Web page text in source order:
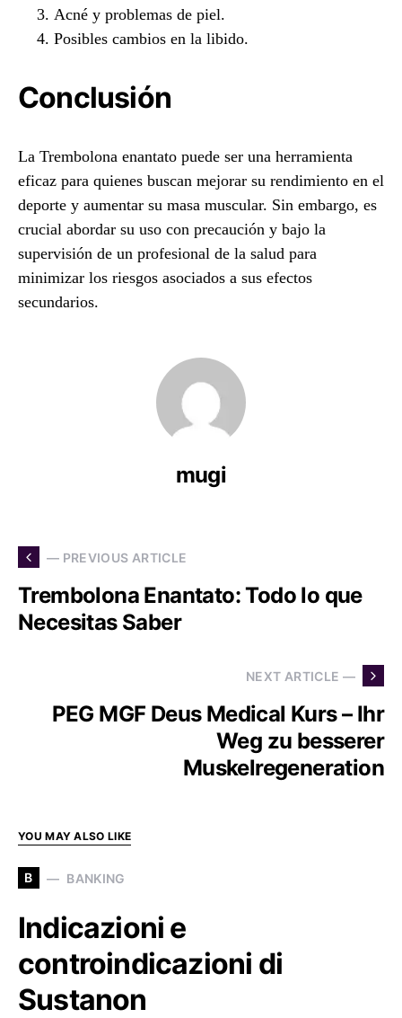
Acné y problemas de piel.
Posibles cambios en la libido.
Conclusión
La Trembolona enantato puede ser una herramienta
eficaz para quienes buscan mejorar su rendimiento en el
deporte y aumentar su masa muscular. Sin embargo, es
crucial abordar su uso con precaución y bajo la
supervisión de un profesional de la salud para
minimizar los riesgos asociados a sus efectos
secundarios.
mugi
— PREVIOUS ARTICLE
Trembolona Enantato: Todo lo que
Necesitas Saber
NEXT ARTICLE —
PEG MGF Deus Medical Kurs – Ihr
Weg zu besserer
Muskelregeneration
YOU MAY ALSO LIKE
B BANKING
Indicazioni e
controindicazioni di
Sustanon